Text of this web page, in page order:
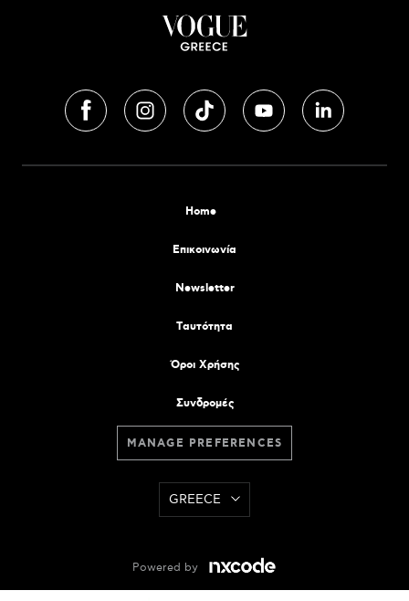
Home
Επικοινωνία
Newsletter
Tαυτότητα
Όροι Χρήσης
Συνδρομές
MANAGE PREFERENCES
GREECE
Powered by